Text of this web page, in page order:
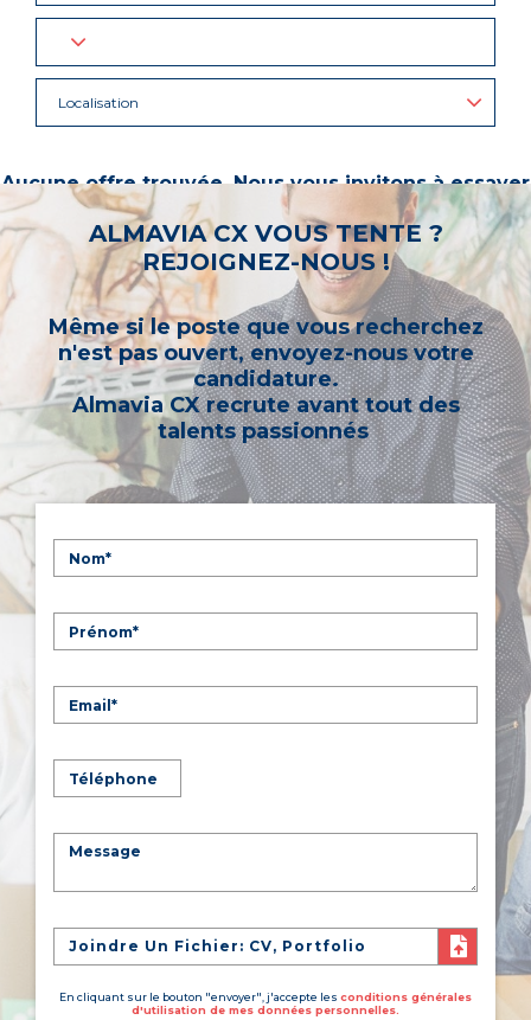
Localisation
Aucune offre trouvée. Nous vous invitons à essayer
d’autres mots-clés ou à sélectionner un « métier ».
ALMAVIA CX VOUS TENTE ?
REJOIGNEZ-NOUS !
Même si le poste que vous recherchez
n'est pas ouvert, envoyez-nous votre
candidature.
Almavia CX recrute avant tout des
talents passionnés
Joindre Un Fichier: CV, Portfolio
En cliquant sur le bouton "envoyer", j'accepte les conditions générales
d'utilisation de mes données personnelles.